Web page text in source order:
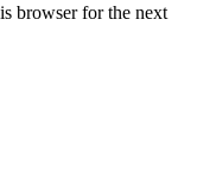
browser for the next